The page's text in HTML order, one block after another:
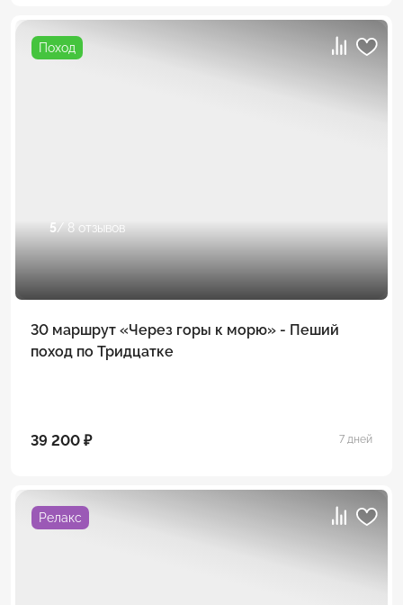
Поход
5/ 8 отзывов
30 маршрут «Через горы к морю» - Пеший
поход по Тридцатке
39 200 ₽ 7 дней
Релакс